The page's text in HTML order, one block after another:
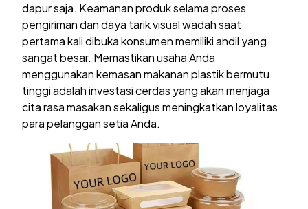
dapur saja. Keamanan produk selama proses
pengiriman dan daya tarik visual wadah saat
pertama kali dibuka konsumen memiliki andil yang
sangat besar. Memastikan usaha Anda
menggunakan kemasan makanan plastik bermutu
tinggi adalah investasi cerdas yang akan menjaga
cita rasa masakan sekaligus meningkatkan loyalitas
para pelanggan setia Anda.